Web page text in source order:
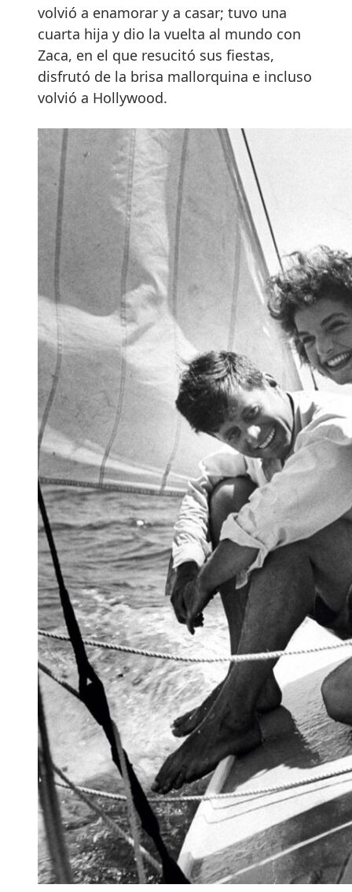
volvió a enamorar y a casar; tuvo una
cuarta hija y dio la vuelta al mundo con
Zaca, en el que resucitó sus fiestas,
disfrutó de la brisa mallorquina e incluso
volvió a Hollywood.